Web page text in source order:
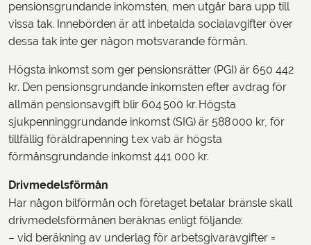
pensionsgrundande inkomsten, men utgår bara upp till
vissa tak. Innebörden är att inbetalda socialavgifter över
dessa tak inte ger någon motsvarande förmån.
Högsta inkomst som ger pensionsrätter (PGI) är 650 442
kr. Den pensionsgrundande inkomsten efter avdrag för
allmän pensionsavgift blir 604 500 kr. Högsta
sjukpenninggrundande inkomst (SIG) är 588 000 kr, för
tillfällig föräldrapenning t.ex vab är högsta
förmånsgrundande inkomst 441 000 kr.
Drivmedelsförmån
Har någon bilförmån och företaget betalar bränsle skall
drivmedelsförmånen beräknas enligt följande:
– vid beräkning av underlag för arbetsgivaravgifter =